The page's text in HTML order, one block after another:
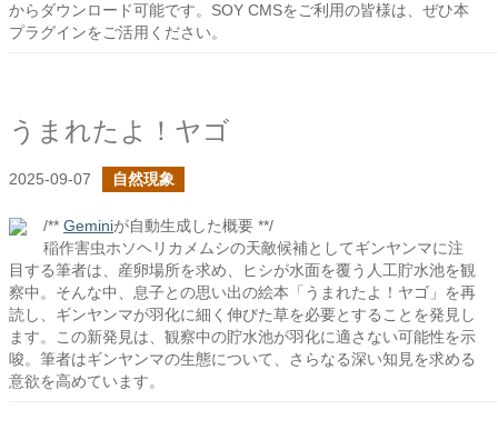
からダウンロード可能です。SOY CMSをご利用の皆様は、ぜひ本
プラグインをご活用ください。
うまれたよ！ヤゴ
2025-09-07 自然現象
/** Geminiが自動生成した概要 **/
稲作害虫ホソヘリカメムシの天敵候補としてギンヤンマに注
目する筆者は、産卵場所を求め、ヒシが水面を覆う人工貯水池を観
察中。そんな中、息子との思い出の絵本「うまれたよ！ヤゴ」を再
読し、ギンヤンマが羽化に細く伸びた草を必要とすることを発見し
ます。この新発見は、観察中の貯水池が羽化に適さない可能性を示
唆。筆者はギンヤンマの生態について、さらなる深い知見を求める
意欲を高めています。